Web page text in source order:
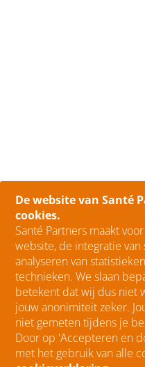
De website van Santé
cookies.
Santé Partners maakt
website, de integratie
analyseren van
technieken. We slaan
betekent dat wij dus niet
jouw anonimiteit zeker.
niet gemeten tijdens je
Door op 'Accepteren en
met het gebruik van alle